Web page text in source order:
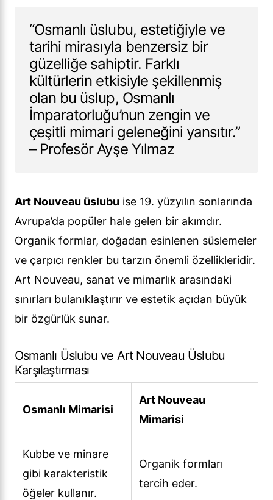
“Osmanlı üslubu, estetiğiyle ve
tarihi mirasıyla benzersiz bir
güzelliğe sahiptir. Farklı
kültürlerin etkisiyle şekillenmiş
olan bu üslup, Osmanlı
İmparatorluğu’nun zengin ve
çeşitli mimari geleneğini yansıtır.”
– Profesör Ayşe Yılmaz
Art Nouveau üslubu ise 19. yüzyılın sonlarında
Avrupa’da popüler hale gelen bir akımdır.
Organik formlar, doğadan esinlenen süslemeler
ve çarpıcı renkler bu tarzın önemli özellikleridir.
Art Nouveau, sanat ve mimarlık arasındaki
sınırları bulanıklaştırır ve estetik açıdan büyük
bir özgürlük sunar.
Osmanlı Üslubu ve Art Nouveau Üslubu
Karşılaştırması
Osmanlı Mimarisi
Art Nouveau
Mimarisi
Kubbe ve minare
gibi karakteristik
öğeler kullanır.
Organik formları
tercih eder.